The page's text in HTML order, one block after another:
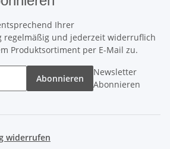
Ihrer
regelmäßig und jederzeit widerruflich
Produktsortiment per E-Mail zu.
Abonnieren
Newsletter
Abonnieren
widerrufen